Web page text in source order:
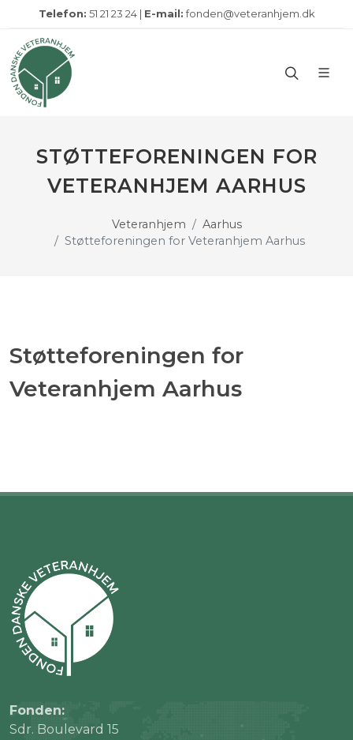
Telefon: 51 21 23 24 | E-mail: fonden@veteranhjem.dk
STØTTEFORENINGEN FOR
VETERANHJEM AARHUS
Veteranhjem
Aarhus
Støtteforeningen for Veteranhjem Aarhus
Støtteforeningen for
Veteranhjem Aarhus
Fonden:
Sdr. Boulevard 15